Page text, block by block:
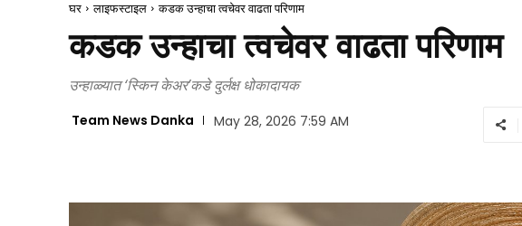
घर लाइफस्टाइल कडक उन्हाचा त्वचेवर वाढता परिणाम
कडक उन्हाचा त्वचेवर वाढता परिणाम
उन्हाळ्यात ‘स्किन केअर’कडे दुर्लक्ष धोकादायक
Team News Danka May 28, 2026 7:59 AM